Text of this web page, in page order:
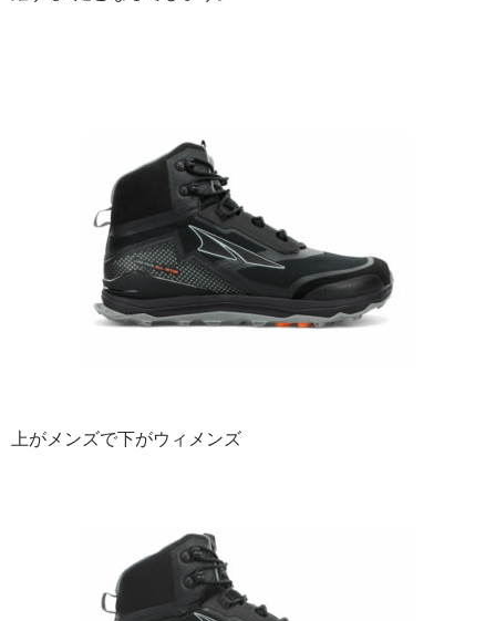
上がメンズで下がウィメンズ